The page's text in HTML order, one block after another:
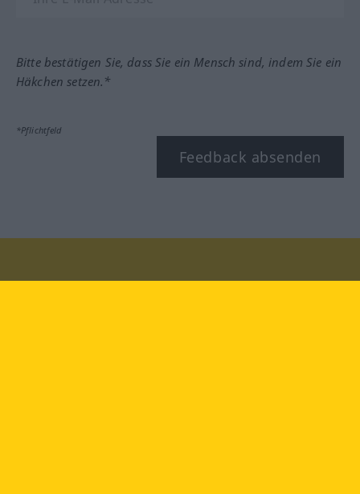
Bitte bestätigen Sie, dass Sie ein Mensch sind, indem Sie ein
Häkchen setzen.*
*Pflichtfeld
Feedback absenden
Besuchen Sie uns auf: